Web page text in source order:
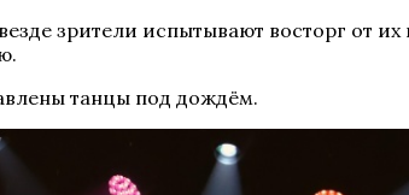
зрители испытывают восторг от
танцы под дождём.